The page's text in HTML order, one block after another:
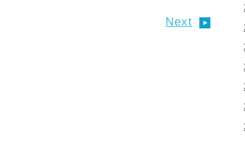
Next